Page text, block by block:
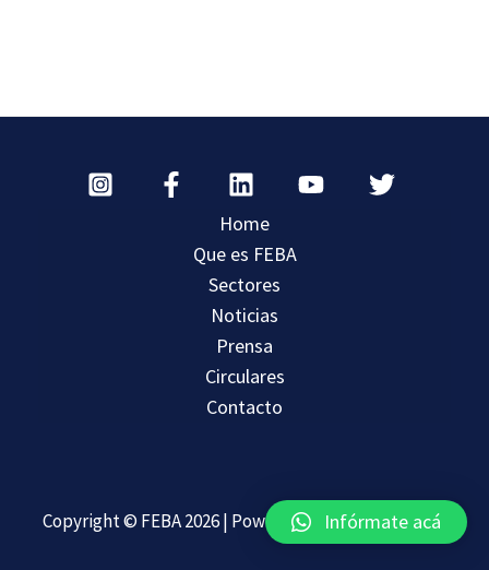
Home
Que es FEBA
Sectores
Noticias
Prensa
Circulares
Contacto
Copyright © FEBA 2026 | Powered byaudacia-digital
Infórmate acá